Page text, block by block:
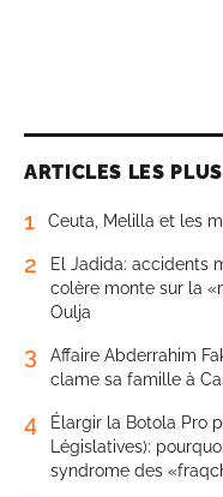
ARTICLES LES
1 Ceuta, Melilla et les
2
El Jadida: accidents
colère monte sur la
Oulja
3
Affaire Abderrahim
clame sa famille à
4
Élargir la Botola Pro
Législatives):
syndrome des